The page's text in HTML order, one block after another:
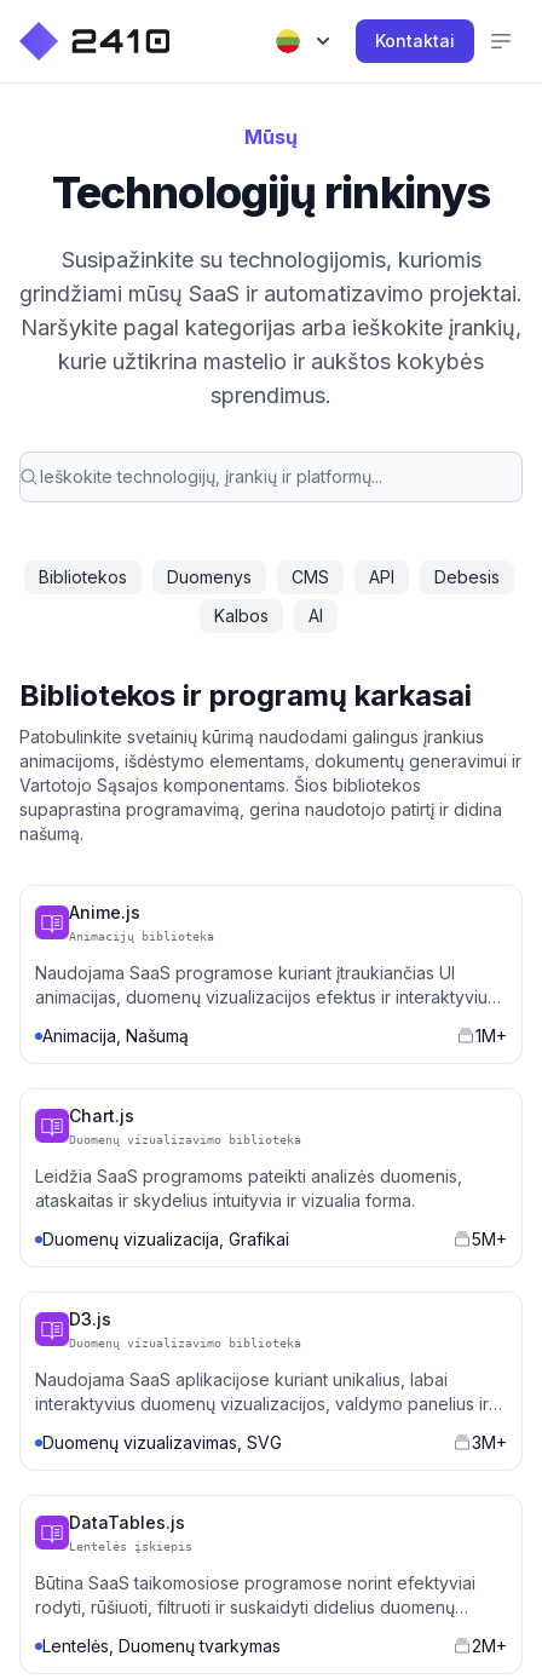
Kontaktai
šakas
Mūsų
Technologijų rinkinys
Susipažinkite su technologijomis, kuriomis
grindžiami mūsų SaaS ir automatizavimo projektai.
Naršykite pagal kategorijas arba ieškokite įrankių,
kurie užtikrina mastelio ir aukštos kokybės
sprendimus.
Bibliotekos Duomenys CMS API
Debesis
Kalbos
AI
Bibliotekos ir programų karkasai
Patobulinkite svetainių kūrimą naudodami galingus įrankius
animacijoms, išdėstymo elementams, dokumentų generavimui ir
Vartotojo Sąsajos komponentams. Šios bibliotekos
supaprastina programavimą, gerina naudotojo patirtį ir didina
našumą.
Anime.js
Animacijų biblioteka
Naudojama SaaS programose kuriant įtraukiančias UI
animacijas, duomenų vizualizacijos efektus ir interaktyvius
Animacija, Našumą 1M+
Chart.js
Duomenų vizualizavimo biblioteka
Leidžia SaaS programoms pateikti analizės duomenis,
ataskaitas ir skydelius intuityvia ir vizualia forma.
Duomenų vizualizacija, Grafikai
5M+
D3.js
Duomenų vizualizavimo biblioteka
Naudojama SaaS aplikacijose kuriant unikalius, labai
interaktyvius duomenų vizualizacijos, valdymo panelius ir
Duomenų vizualizavimas, SVG 3M+
DataTables.js
Lentelės įskiepis
Būtina SaaS taikomosiose programose norint efektyviai
rodyti, rūšiuoti, filtruoti ir suskaidyti didelius duomenų
Lentelės, Duomenų tvarkymas 2M+